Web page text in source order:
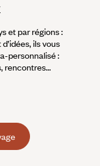
et par régions :
ils vous
personnalisé :
rencontres…